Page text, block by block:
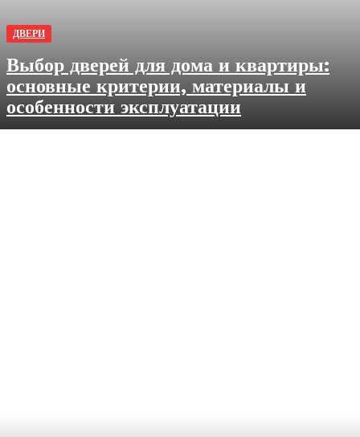
ДВЕРИ
Выбор дверей для дома и квартиры:
основные критерии, материалы и
особенности эксплуатации